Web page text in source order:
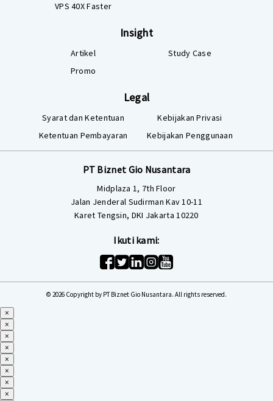
PT Biznet Gio Nusantara
Midplaza 1, 7th Floor
Jalan Jenderal Sudirman Kav 10-11
Karet Tengsin, DKI Jakarta 10220
VPS 40X Faster
Insight
Artikel
Promo
Study Case
Legal
Syarat dan Ketentuan
Ketentuan Pembayaran
Kebijakan Privasi
Kebijakan Penggunaan
Ikuti kami:
© 2026 Copyright by PT Biznet Gio Nusantara. All rights reserved.
×
×
×
×
×
×
×
×